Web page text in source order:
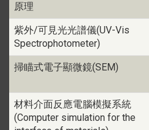
原理
紫外/可見光光譜儀(UV-Vis
Spectrophotometer)
掃瞄式電子顯微鏡(SEM)
材料介面反應電腦模擬系統
(Computer simulation for the